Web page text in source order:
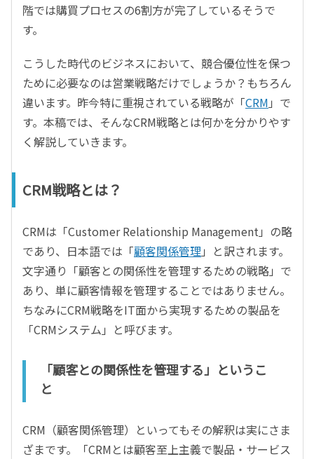
階では購買プロセスの6割方が完了しているそうで
す。
こうした時代のビジネスにおいて、競合優位性を保つ
ために必要なのは営業戦略だけでしょうか？もちろん
違います。昨今特に重視されている戦略が「CRM 」で
す。本稿では、そんなCRM戦略とは何かを分かりやす
く解説していきます。
CRM戦略とは？
CRMは「Customer Relationship Management」の略
であり、日本語では「顧客関係管理」と訳されます。
文字通り「顧客との関係性を管理するための戦略」で
あり、単に顧客情報を管理することではありません。
ちなみにCRM戦略をIT面から実現するための製品を
「CRMシステム」と呼びます。
「顧客との関係性を管理する」というこ
と
CRM（顧客関係管理）といってもその解釈は実にさま
ざまです。「CRMとは顧客至上主義で製品・サービス